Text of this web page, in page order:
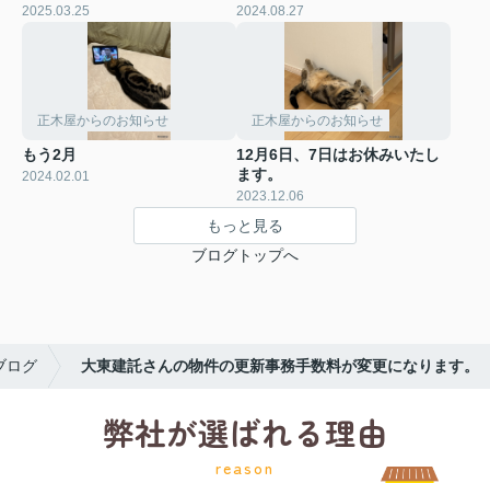
2025.03.25 2024.08.27
正木屋からのお知らせ
もう2月
2024.02.01
正木屋からのお知らせ
12月6日、7日はお休みいたし
ます。
2023.12.06
もっと見る
ブログトップへ
ログ 大東建託さんの物件の更新事務手数料が変更になります。
弊社が選ばれる理由
reason